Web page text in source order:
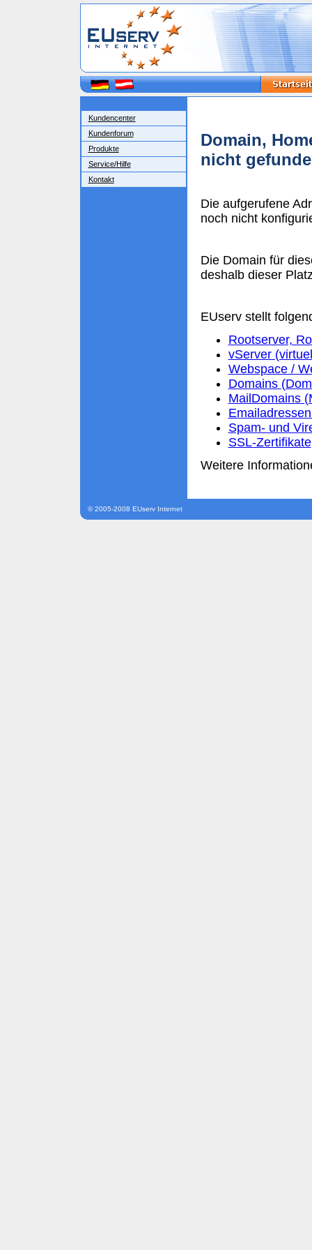
Kundencenter
Kundenforum
Produkte
Service/Hilfe
Kontakt
Domain,
nicht
Die aufgerufene
noch nicht
Die Domain für
deshalb dieser
EUserv stellt
Rootserver,
vServer
Webspace /
Domains
MailDomains
Spam- und
SSL-Zertifikate
Weitere
© 2005-2008 EUserv Internet